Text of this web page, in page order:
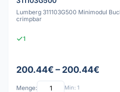
Lumberg 311103G500 Minimodul
crimpbar
1
200.44€ – 200.44€
Menge: Min: 1